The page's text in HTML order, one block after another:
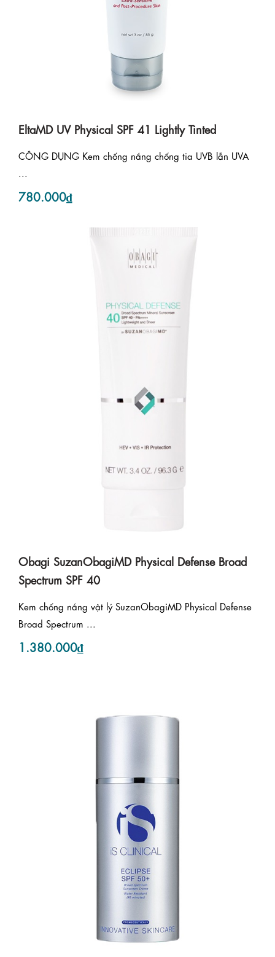
EltaMD UV Physical SPF 41 Lightly Tinted
CÔNG DỤNG Kem chống nắng chống tia UVB lẫn UVA
780.000₫
Obagi SuzanObagiMD Physical Defense Broad
Spectrum SPF 40
Kem chống nắng vật lý SuzanObagiMD Physical Defense
Broad Spectrum ...
1.380.000₫